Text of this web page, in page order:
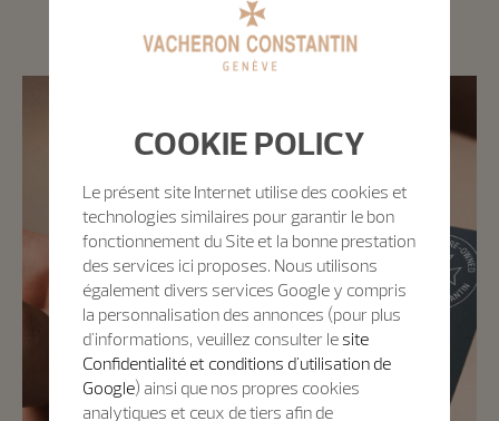
Deux ans de garantie internationale
COOKIE POLICY
Le présent site Internet utilise des cookies et
technologies similaires pour garantir le bon
fonctionnement du Site et la bonne prestation
des services ici proposes. Nous utilisons
également divers services Google y compris
la personnalisation des annonces (pour plus
d'informations, veuillez consulter le site
Confidentialité et conditions d'utilisation de
Google) ainsi que nos propres cookies
analytiques et ceux de tiers afin de